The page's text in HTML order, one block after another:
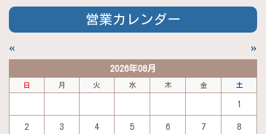
営業カレンダー
« »
2026年08月
日 月 火 水 木 金 土
1
2 3 4 5 6 7 8